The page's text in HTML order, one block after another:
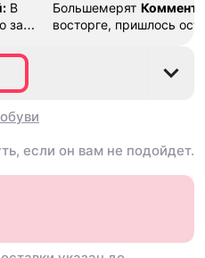
В
за
Большемерят
восторге, пришлось
38
обуви
если он вам не подойдет.